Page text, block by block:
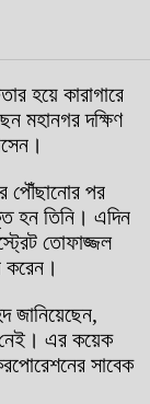
হয়ে কারাগারে
মহানগর দক্ষিণ
পৌঁছানোর পর
হন তিনি। এদিন
তোফাজ্জল
করেন।
নেই। এর কয়েক
সাবেক